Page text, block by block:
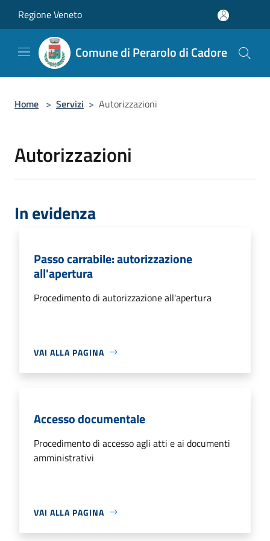
Regione Veneto
Comune di Perarolo di Cadore
Home > Servizi > Autorizzazioni
Autorizzazioni
In evidenza
Passo carrabile: autorizzazione
all'apertura
Procedimento di autorizzazione all'apertura
VAI ALLA PAGINA
Accesso documentale
Procedimento di accesso agli atti e ai documenti
amministrativi
VAI ALLA PAGINA